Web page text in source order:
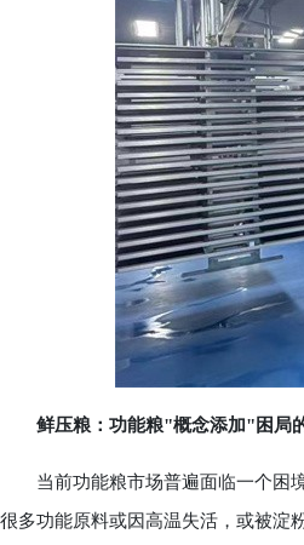
鲜压粮：功能粮"概念添加"困局
当前功能粮市场普遍面临一个困境
很多功能原料或因高温失活，或被